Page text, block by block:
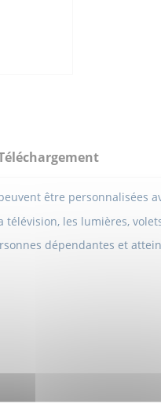
être personnalisées
télévision, les lumières,
dépendantes et